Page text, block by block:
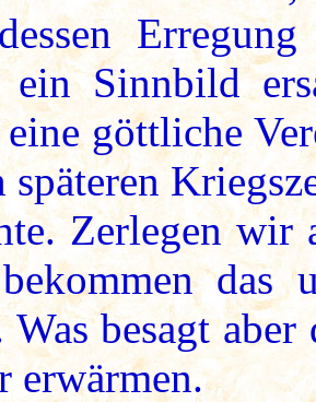
Erregung
ein Sinnbild
göttliche
späteren
Zerlegen wir
das
Was besagt
erwärmen.